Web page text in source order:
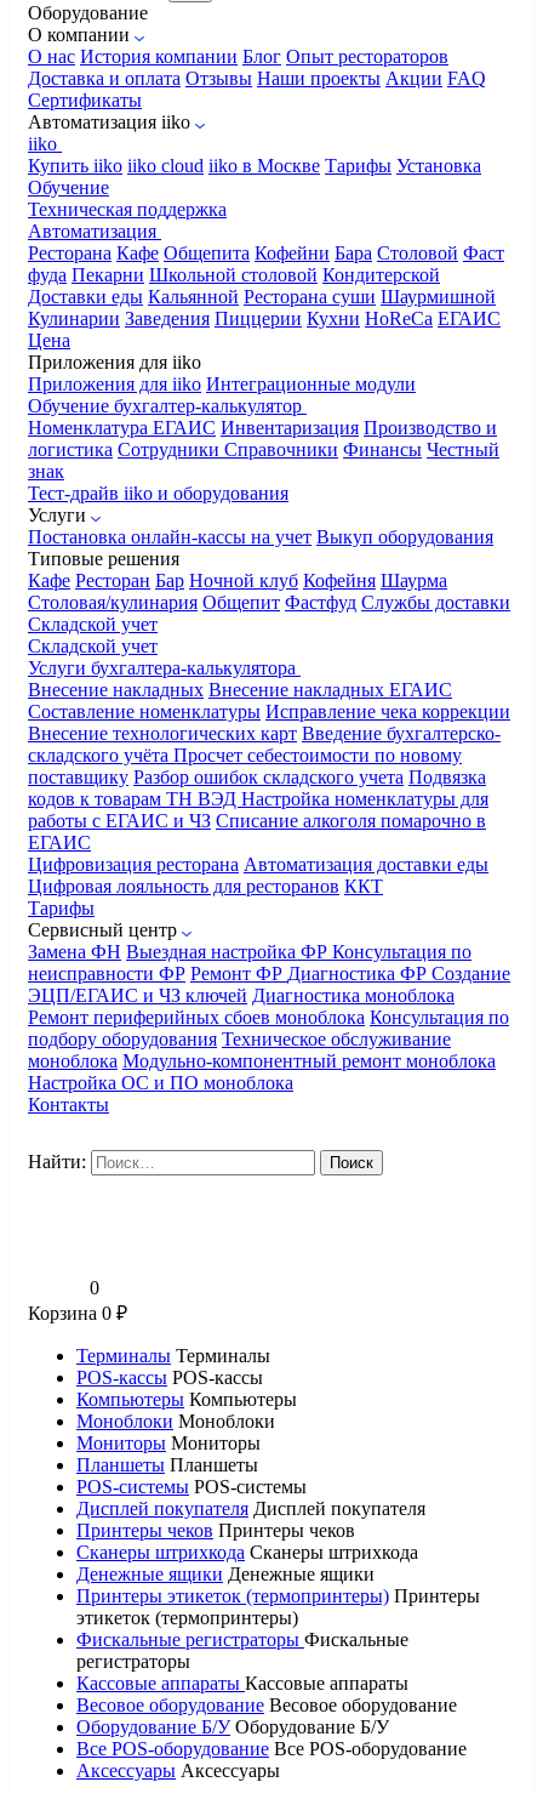
Оборудование
О компании
О нас История компании Блог Опыт рестораторов
Доставка и оплата Отзывы Наши проекты Акции FAQ
Сертификаты
Автоматизация iiko
iiko
Купить iiko iiko cloud iiko в Москве Тарифы Установка
Обучение
Техническая поддержка
Автоматизация
Ресторана Кафе Общепита Кофейни Бара Столовой Фаст
фуда Пекарни Школьной столовой Кондитерской
Доставки еды Кальянной Ресторана суши Шаурмишной
Кулинарии Заведения Пиццерии Кухни HoReCa ЕГАИС
Цена
Приложения для iiko
Приложения для iiko Интеграционные модули
Обучение бухгалтер-калькулятор
Номенклатура ЕГАИС Инвентаризация Производство и
логистика Сотрудники Справочники Финансы Честный
знак
Тест-драйв iiko и оборудования
Услуги
Постановка онлайн-кассы на учет Выкуп оборудования
Типовые решения
Кафе Ресторан Бар Ночной клуб Кофейня Шаурма
Столовая/кулинария Общепит Фастфуд Службы доставки
Складской учет
Складской учет
Услуги бухгалтера-калькулятора
Внесение накладных Внесение накладных ЕГАИС
Составление номенклатуры Исправление чека коррекции
Внесение технологических карт Введение бухгалтерско-
складского учёта Просчет себестоимости по новому
поставщику Разбор ошибок складского учета Подвязка
кодов к товарам ТН ВЭД Настройка номенклатуры для
работы с ЕГАИС и ЧЗ Списание алкоголя помарочно в
ЕГАИС
Цифровизация ресторана Автоматизация доставки еды
Цифровая лояльность для ресторанов ККТ
Тарифы
Сервисный центр
Замена ФН Выездная настройка ФР Консультация по
неисправности ФР Ремонт ФР Диагностика ФР Создание
ЭЦП/ЕГАИС и ЧЗ ключей Диагностика моноблока
Ремонт периферийных сбоев моноблока Консультация по
подбору оборудования Техническое обслуживание
моноблока Модульно-компонентный ремонт моноблока
Настройка ОС и ПО моноблока
Контакты
Найти:
0
Корзина 0 ₽
Терминалы Терминалы
POS-кассы POS-кассы
Компьютеры Компьютеры
Моноблоки Моноблоки
Мониторы Мониторы
Планшеты Планшеты
POS-системы POS-системы
Дисплей покупателя Дисплей покупателя
Принтеры чеков Принтеры чеков
Сканеры штрихкода Сканеры штрихкода
Денежные ящики Денежные ящики
Принтеры этикеток (термопринтеры) Принтеры
этикеток (термопринтеры)
Фискальные регистраторы Фискальные
регистраторы
Кассовые аппараты Кассовые аппараты
Весовое оборудование Весовое оборудование
Оборудование Б/У Оборудование Б/У
Все POS-оборудование Все POS-оборудование
Аксессуары Аксессуары